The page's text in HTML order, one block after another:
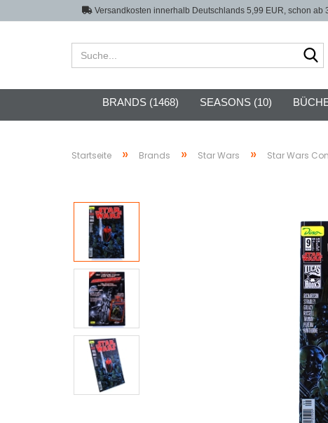
Versandkosten innerhalb Deutschlands 5,99 EUR, schon
BRANDS (1468) SEASONS (10)
Startseite » Brands » Star Wars » Star Wars